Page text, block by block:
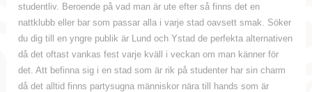
studentliv. Beroende på vad man är ute efter så finns det en
nattklubb eller bar som passar alla i varje stad oavsett smak. Söker
du dig till en yngre publik är Lund och Ystad de perfekta alternativen
då det oftast vankas fest varje kväll i veckan om man känner för
det. Att befinna sig i en stad som är rik på studenter har sin charm
då det alltid finns partysugna människor nära till hands som är